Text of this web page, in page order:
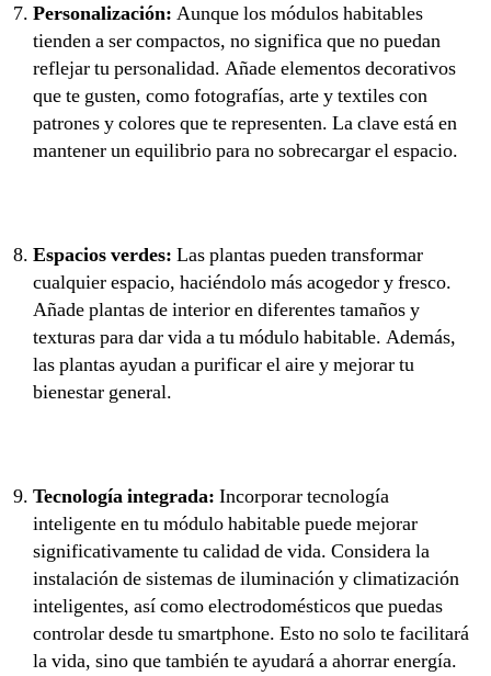
Personalización: Aunque los módulos habitables
tienden a ser compactos, no significa que no puedan
reflejar tu personalidad. Añade elementos decorativos
que te gusten, como fotografías, arte y textiles con
patrones y colores que te representen. La clave está en
mantener un equilibrio para no sobrecargar el espacio.
Espacios verdes: Las plantas pueden transformar
cualquier espacio, haciéndolo más acogedor y fresco.
Añade plantas de interior en diferentes tamaños y
texturas para dar vida a tu módulo habitable. Además,
las plantas ayudan a purificar el aire y mejorar tu
bienestar general.
Tecnología integrada: Incorporar tecnología
inteligente en tu módulo habitable puede mejorar
significativamente tu calidad de vida. Considera la
instalación de sistemas de iluminación y climatización
inteligentes, así como electrodomésticos que puedas
controlar desde tu smartphone. Esto no solo te facilitará
la vida, sino que también te ayudará a ahorrar energía.